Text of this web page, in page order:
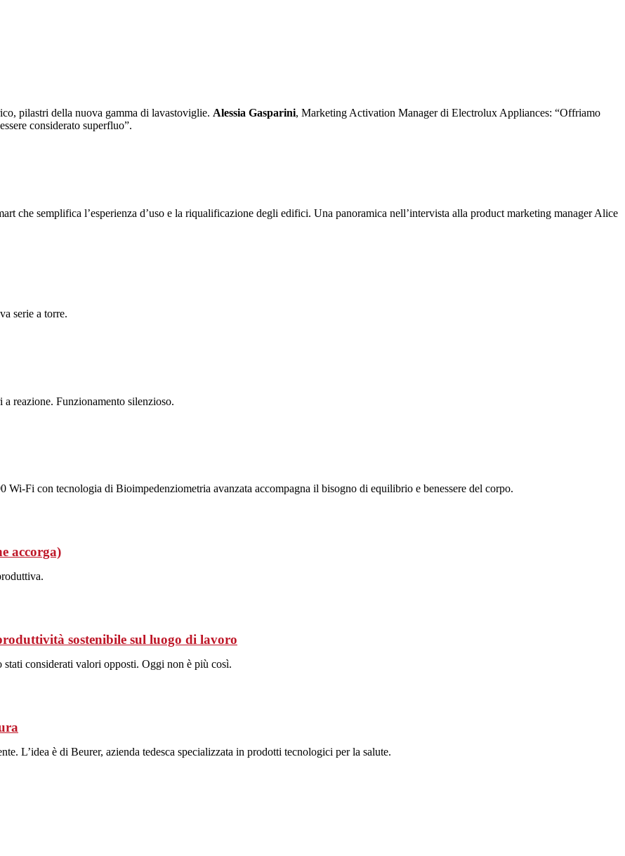
pilastri della nuova gamma di lavastoviglie. Alessia Gasparini, Marketing Activation Manager di Electrolux Appliances: “Offriamo
considerato superfluo”.
che semplifica l’esperienza d’uso e la riqualificazione degli edifici. Una panoramica nell’intervista alla product marketing manager Alice
serie a torre.
reazione. Funzionamento silenzioso.
Wi-Fi con tecnologia di Bioimpedenziometria avanzata accompagna il bisogno di equilibrio e benessere del corpo.
accorga)
sostenibile sul luogo di lavoro
stati considerati valori opposti. Oggi non è più così.
L’idea è di Beurer, azienda tedesca specializzata in prodotti tecnologici per la salute.